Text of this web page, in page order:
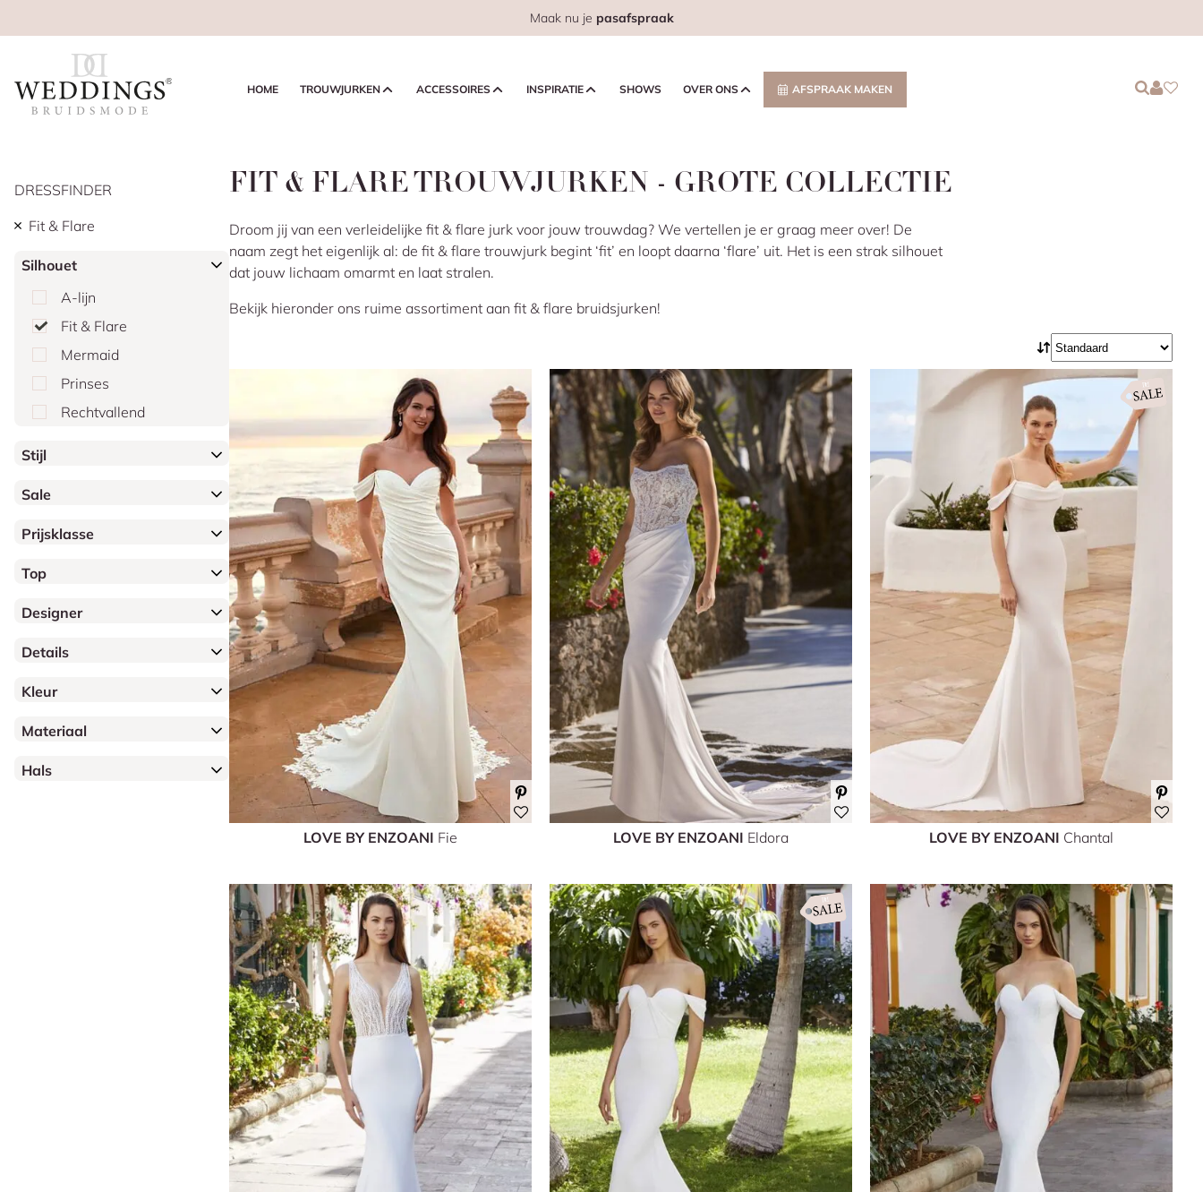
Maak nu je pasafspraak
HOME TROUWJURKEN ACCESSOIRES INSPIRATIE SHOWS OVER ONS AFSPRAAK MAKEN Login
Login
DRESSFINDER
Fit & Flare
Silhouet
A-lijn
Fit & Flare
Mermaid
Prinses
Rechtvallend
Stijl
Sale
Prijsklasse
Top
Designer
Details
Kleur
Materiaal
Hals
FIT & FLARE TROUWJURKEN - GROTE COLLECTIE
Droom jij van een verleidelijke fit & flare jurk voor jouw trouwdag? We vertellen je er graag meer over! De
naam zegt het eigenlijk al: de fit & flare trouwjurk begint ‘fit’ en loopt daarna ‘flare’ uit. Het is een strak silhouet
dat jouw lichaam omarmt en laat stralen.
Bekijk hieronder ons ruime assortiment aan fit & flare bruidsjurken!
LOVE BY ENZOANI Fie LOVE BY ENZOANI Eldora LOVE BY ENZOANI Chantal